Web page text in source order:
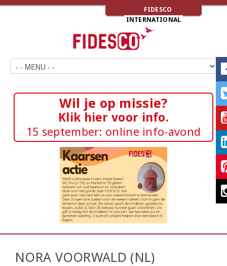
FIDESCO
INTERNATIONAL
Wil je op missie?
Klik hier voor info.
15 september: online info-avond
NORA VOORWALD (NL)